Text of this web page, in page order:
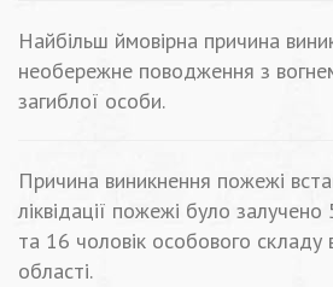
Найбільш ймовірна причина
необережне поводження з
загиблої особи.
Причина виникнення пожежі
ліквідації пожежі було
та 16 чоловік особового
області.